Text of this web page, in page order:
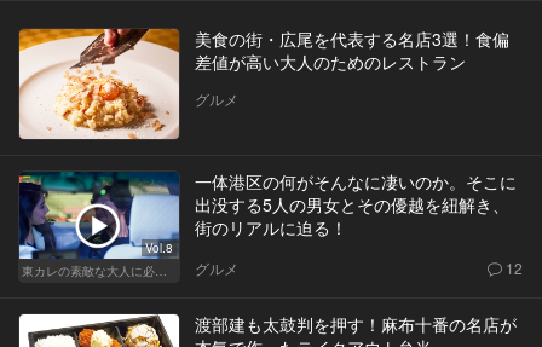
美食の街・広尾を代表する名店3選！食偏
差値が高い大人のためのレストラン
グルメ
Vol.8
東カレの素敵な大人に必要なこと
一体港区の何がそんなに凄いのか。そこに
出没する5人の男女とその優越を紐解き、
街のリアルに迫る！
グルメ 12
渡部建も太鼓判を押す！麻布十番の名店が